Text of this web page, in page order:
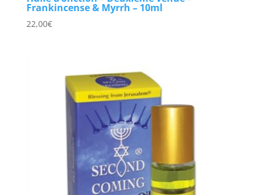
Frankincense & Myrrh – 10ml
22,00€